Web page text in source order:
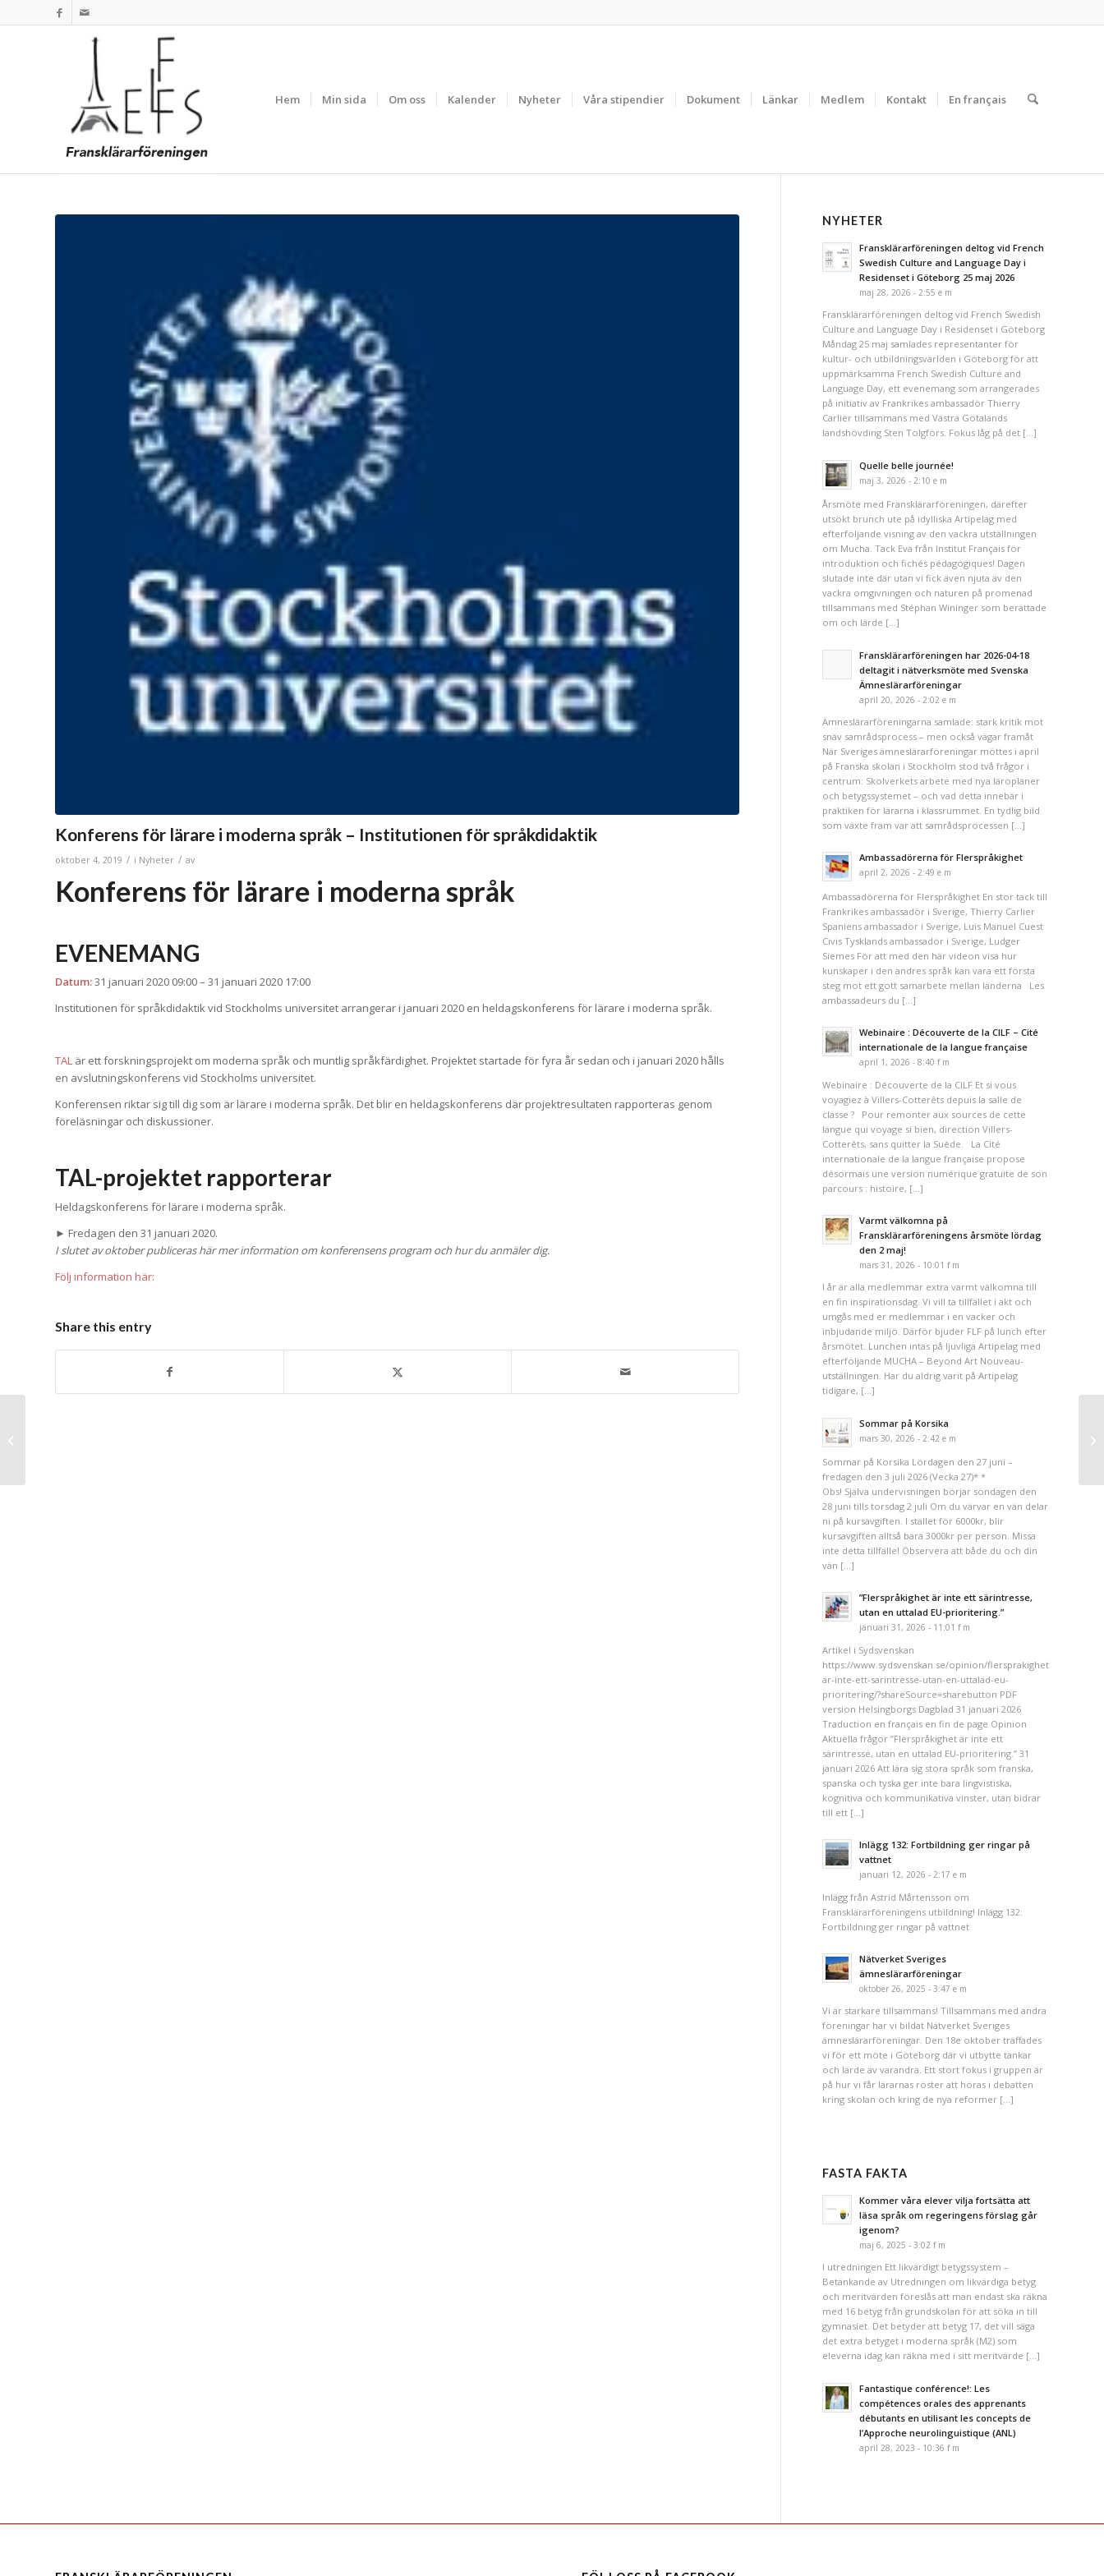
Hem Min sida Om oss Kalender Nyheter Våra stipendier Dokument Länkar Medlem Kontakt En français
Konferens för lärare i moderna språk – Institutionen för språkdidaktik
oktober 4, 2019 / i Nyheter / av
Konferens för lärare i moderna språk
EVENEMANG
Datum:31 januari 2020 09:00– 31 januari 2020 17:00
Institutionen för språkdidaktik vid Stockholms universitet arrangerar i januari 2020 en heldagskonferens för lärare i moderna språk.
TAL är ett forskningsprojekt om moderna språk och muntlig språkfärdighet. Projektet startade för fyra år sedan och i januari 2020 hålls
en avslutningskonferens vid Stockholms universitet.
Konferensen riktar sig till dig som är lärare i moderna språk. Det blir en heldagskonferens där projektresultaten rapporteras genom
föreläsningar och diskussioner.
TAL-projektet rapporterar
Heldagskonferens för lärare i moderna språk.
► Fredagen den 31 januari 2020.
I slutet av oktober publiceras här mer information om konferensens program och hur du anmäler dig.
Följ information här:
Share this entry
NYHETER
Fransklärarföreningen deltog vid French
Swedish Culture and Language Day i
Residenset i Göteborg 25 maj 2026
maj 28, 2026 - 2:55 e m
Fransklärarföreningen deltog vid French Swedish
Culture and Language Day i Residenset i Göteborg
Måndag 25 maj samlades representanter för
kultur- och utbildningsvärlden i Göteborg för att
uppmärksamma French Swedish Culture and
Language Day, ett evenemang som arrangerades
på initiativ av Frankrikes ambassadör Thierry
Carlier tillsammans med Västra Götalands
landshövding Sten Tolgfors. Fokus låg på det […]
Quelle belle journée!
maj 3, 2026 - 2:10 e m
Årsmöte med Fransklärarföreningen, därefter
utsökt brunch ute på idylliska Artipelag med
efterföljande visning av den vackra utställningen
om Mucha. Tack Eva från Institut Français för
introduktion och fichés pédagogiques! Dagen
slutade inte där utan vi fick även njuta av den
vackra omgivningen och naturen på promenad
tillsammans med Stéphan Wininger som berättade
om och lärde […]
Fransklärarföreningen har 2026-04-18
deltagit i nätverksmöte med Svenska
Ämneslärarföreningar
april 20, 2026 - 2:02 e m
Ämneslärarföreningarna samlade: stark kritik mot
snäv samrådsprocess – men också vägar framåt
När Sveriges ämneslärarföreningar möttes i april
på Franska skolan i Stockholm stod två frågor i
centrum: Skolverkets arbete med nya läroplaner
och betygssystemet – och vad detta innebär i
praktiken för lärarna i klassrummet. En tydlig bild
som växte fram var att samrådsprocessen […]
Ambassadörerna för Flerspråkighet
april 2, 2026 - 2:49 e m
Ambassadörerna för Flerspråkighet En stor tack till
Frankrikes ambassadör i Sverige, Thierry Carlier
Spaniens ambassadör i Sverige, Luis Manuel Cuest
Civis Tysklands ambassadör i Sverige, Ludger
Siemes För att med den här videon visa hur
kunskaper i den andres språk kan vara ett första
steg mot ett gott samarbete mellan länderna Les
ambassadeurs du […]
Webinaire : Découverte de la CILF – Cité
internationale de la langue française
april 1, 2026 - 8:40 f m
Webinaire : Découverte de la CILF Et si vous
voyagiez à Villers-Cotterêts depuis la salle de
classe ? Pour remonter aux sources de cette
langue qui voyage si bien, direction Villers-
Cotterêts, sans quitter la Suède. La Cité
internationale de la langue française propose
désormais une version numérique gratuite de son
parcours : histoire, […]
Varmt välkomna på
Fransklärarföreningens årsmöte lördag
den 2 maj!
mars 31, 2026 - 10:01 f m
I år är alla medlemmar extra varmt välkomna till
en fin inspirationsdag. Vi vill ta tillfället i akt och
umgås med er medlemmar i en vacker och
inbjudande miljö. Därför bjuder FLF på lunch efter
årsmötet. Lunchen intas på ljuvliga Artipelag med
efterföljande MUCHA – Beyond Art Nouveau-
utställningen. Har du aldrig varit på Artipelag
tidigare, […]
Sommar på Korsika
mars 30, 2026 - 2:42 e m
Sommar på Korsika Lördagen den 27 juni –
fredagen den 3 juli 2026 (Vecka 27)* *
Obs! Själva undervisningen börjar söndagen den
28 juni tills torsdag 2 juli Om du värvar en vän delar
ni på kursavgiften. I stället för 6000kr, blir
kursavgiften alltså bara 3000kr per person. Missa
inte detta tillfälle! Observera att både du och din
vän […]
”Flerspråkighet är inte ett särintresse,
utan en uttalad EU-prioritering.”
januari 31, 2026 - 11:01 f m
Artikel i Sydsvenskan
https://www.sydsvenskan.se/opinion/flersprakighet-
ar-inte-ett-sarintresse-utan-en-uttalad-eu-
prioritering/?shareSource=sharebutton PDF
version Helsingborgs Dagblad 31 januari 2026
Traduction en français en fin de page Opinion
Aktuella frågor ”Flerspråkighet är inte ett
särintresse, utan en uttalad EU-prioritering.” 31
januari 2026 Att lära sig stora språk som franska,
spanska och tyska ger inte bara lingvistiska,
kognitiva och kommunikativa vinster, utan bidrar
till ett […]
Inlägg 132: Fortbildning ger ringar på
vattnet
januari 12, 2026 - 2:17 e m
Inlägg från Astrid Mårtensson om
Fransklärarföreningens utbildning! Inlägg 132:
Fortbildning ger ringar på vattnet
Nätverket Sveriges
ämneslärarföreningar
oktober 26, 2025 - 3:47 e m
Vi är starkare tillsammans! Tillsammans med andra
föreningar har vi bildat Nätverket Sveriges
ämneslärarföreningar. Den 18e oktober träffades
vi för ett möte i Göteborg där vi utbytte tankar
och lärde av varandra. Ett stort fokus i gruppen är
på hur vi får lärarnas röster att höras i debatten
kring skolan och kring de nya reformer […]
FASTA FAKTA
Kommer våra elever vilja fortsätta att
läsa språk om regeringens förslag går
igenom?
maj 6, 2025 - 3:02 f m
I utredningen Ett likvärdigt betygssystem –
Betänkande av Utredningen om likvärdiga betyg
och meritvärden föreslås att man endast ska räkna
med 16 betyg från grundskolan för att söka in till
gymnasiet. Det betyder att betyg 17, det vill säga
det extra betyget i moderna språk (M2) som
eleverna idag kan räkna med i sitt meritvärde […]
Fantastique conférence!: Les
compétences orales des apprenants
débutants en utilisant les concepts de
l’Approche neurolinguistique (ANL)
april 28, 2023 - 10:36 f m